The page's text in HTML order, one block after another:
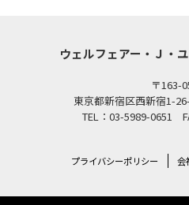
ウェルフェアー・Ｊ・
〒163-
東京都新宿区西新宿1-
TEL：03-5989-0651
プライバシーポリシー 会